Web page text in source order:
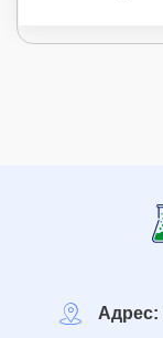
Адрес: